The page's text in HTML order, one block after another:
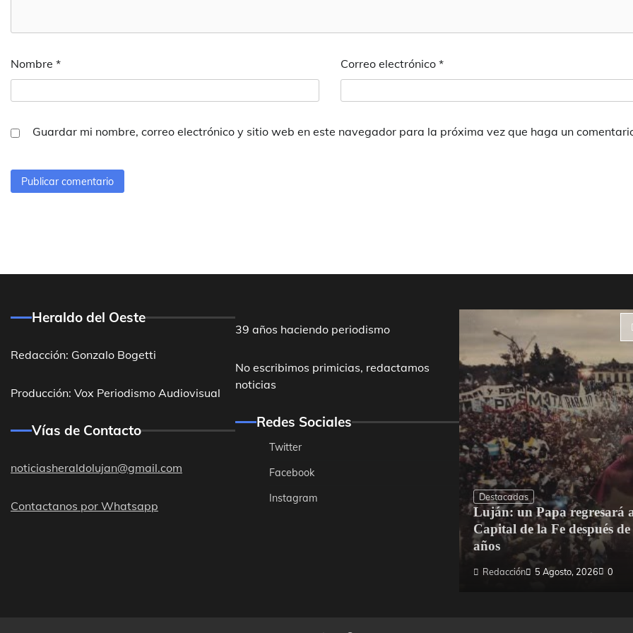
Nombre * Correo electrónico *
Guardar mi nombre, correo electrónico y sitio web en este navegador para la próxima vez que haga un
Heraldo del Oeste
Redacción: Gonzalo Bogetti
Producción: Vox Periodismo Audiovisual
Vías de Contacto
noticiasheraldolujan@gmail.com
Contactanos por Whatsapp
39 años haciendo periodismo
No escribimos primicias, redactamos
noticias
Redes Sociales
Twitter
Facebook
Instagram
Destacadas
Luján: un Papa regresará
Capital de la Fe después
años
Redacción 5 Agosto, 2026 0